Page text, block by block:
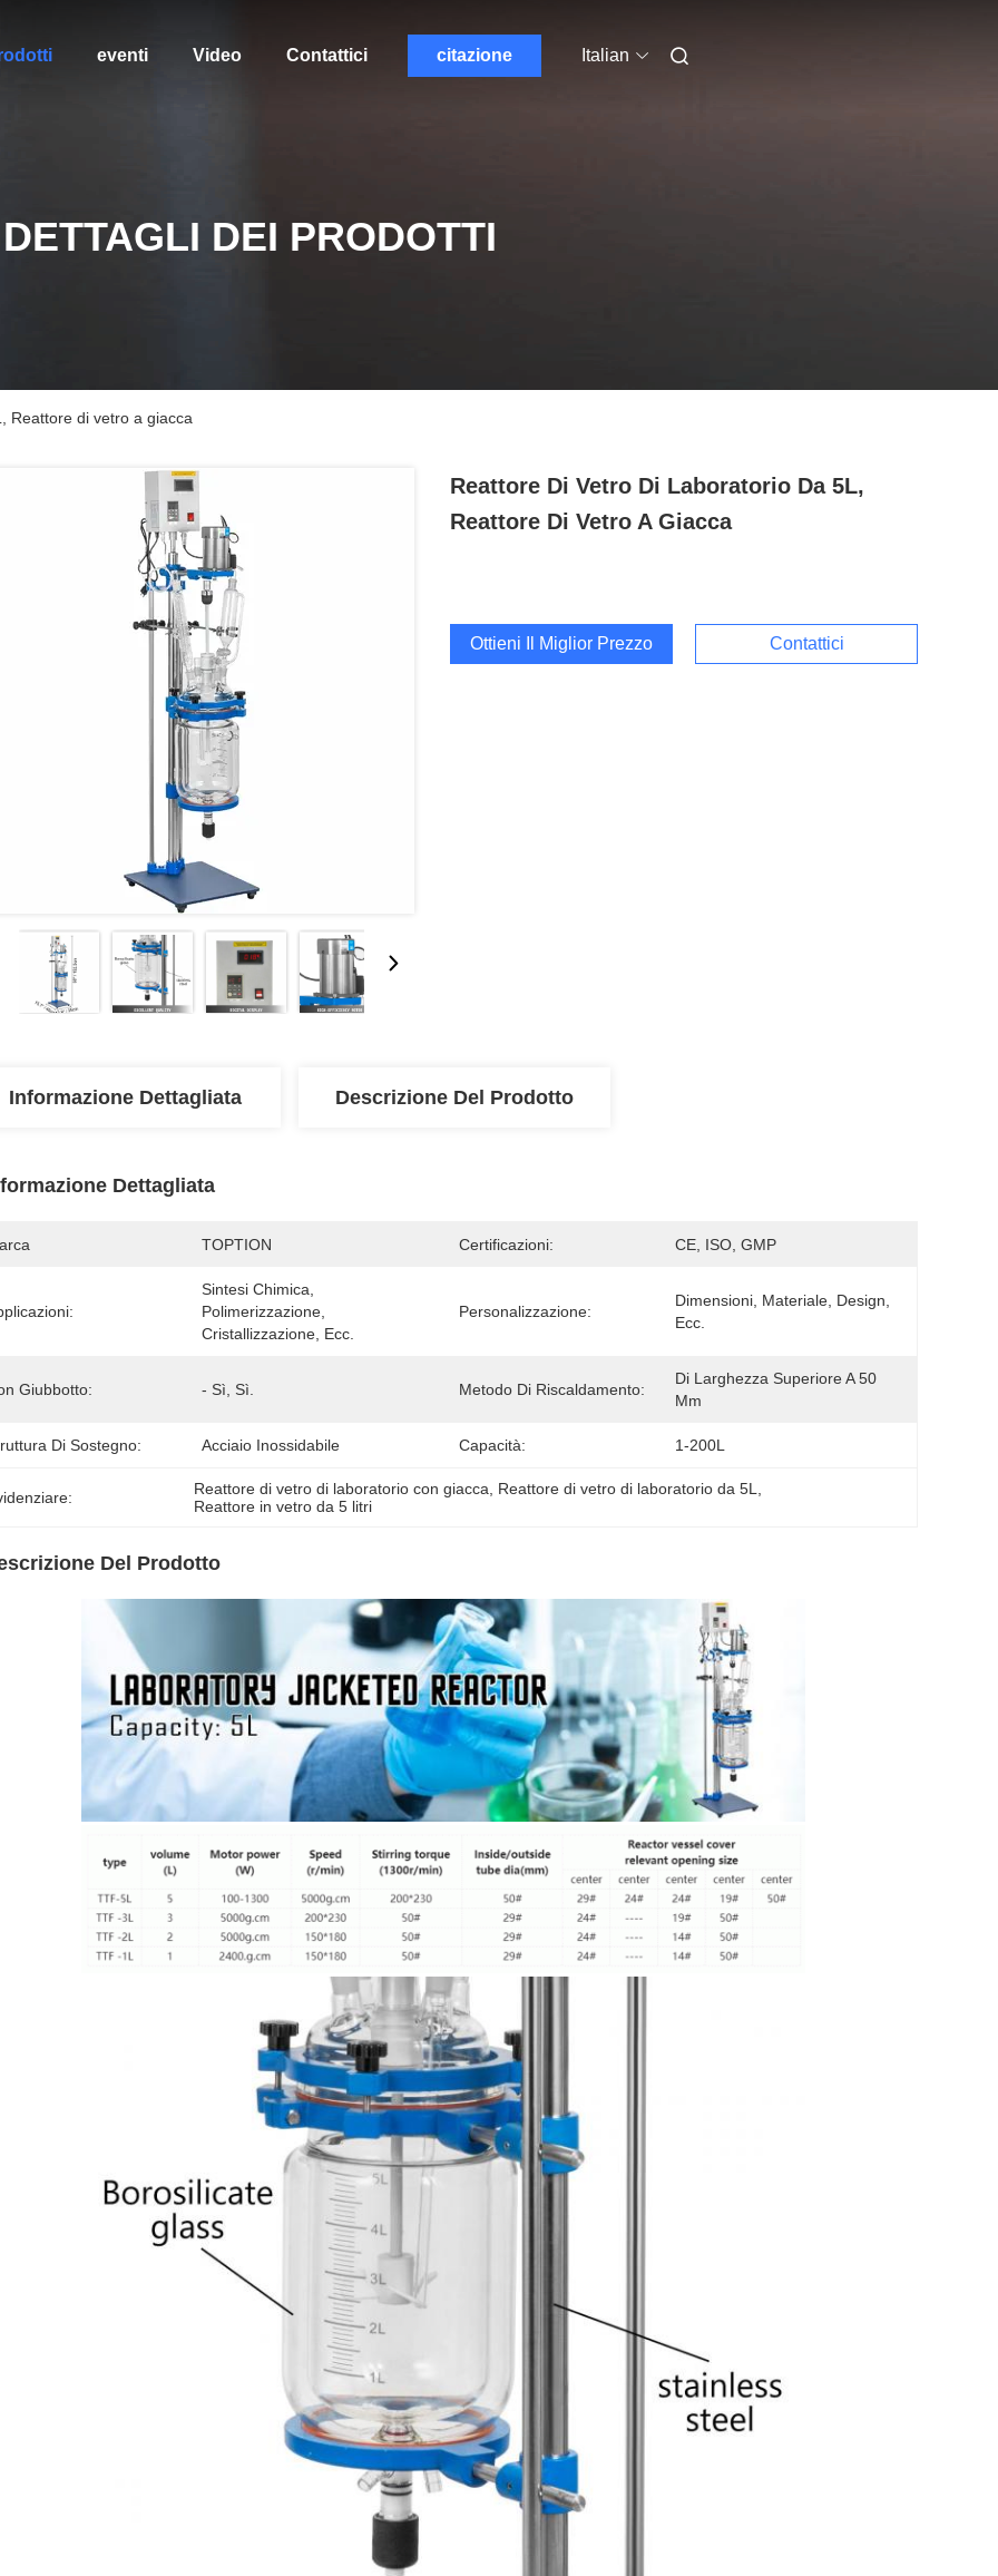
eventi Video Contattici citazione Italian
DETTAGLI DEI PRODOTTI
Reattore di vetro a giacca
Reattore Di Vetro Di Laboratorio Da 5L,
Reattore Di Vetro A Giacca
Ottieni Il Miglior Prezzo Contattici
Informazione Dettagliata Descrizione Del Prodotto
Dettagliata
TOPTION Certificazioni: CE, ISO, GMP
Sintesi Chimica,
Polimerizzazione,
Cristallizzazione, Ecc.
Personalizzazione:
Dimensioni, Materiale, Design,
Ecc.
Giubbotto: - Sì, Sì. Metodo Di Riscaldamento:
Di Larghezza Superiore A 50
Mm
Di Sostegno: Acciaio Inossidabile Capacità: 1-200L
Reattore di vetro di laboratorio con giacca Reattore di vetro di laboratorio da 5L
Reattore in vetro da 5 litri
Del Prodotto